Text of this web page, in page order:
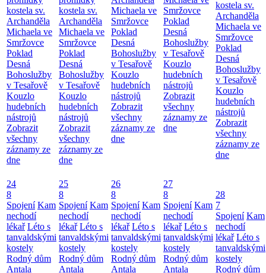
kostela sv.
Archanděla
Michaela ve
Smržovce
Poklad
Desná
Bohoslužby
v Tesařově
Kouzlo
hudebních
nástrojů
Zobrazit
všechny
záznamy ze
dne
kostela sv.
Archanděla
Michaela ve
Smržovce
Poklad
Desná
Bohoslužby
v Tesařově
Kouzlo
hudebních
nástrojů
Zobrazit
všechny
záznamy ze
dne
Michaela ve
Smržovce
Poklad
Desná
Bohoslužby
v Tesařově
Kouzlo
hudebních
nástrojů
Zobrazit
všechny
záznamy ze
dne
Smržovce
Poklad
Desná
Bohoslužby
v Tesařově
Kouzlo
hudebních
nástrojů
Zobrazit
všechny
záznamy ze
dne
kostela sv.
Archanděla
Michaela ve
Smržovce
Poklad
Desná
Bohoslužby
v Tesařově
Kouzlo
hudebních
nástrojů
Zobrazit
všechny
záznamy ze
dne
24
8
Spojení Kam
nechodí
lékař Léto s
tanvaldskými
kostely
Rodný dům
Antala
25
8
Spojení Kam
nechodí
lékař Léto s
tanvaldskými
kostely
Rodný dům
Antala
26
8
Spojení Kam
nechodí
lékař Léto s
tanvaldskými
kostely
Rodný dům
Antala
27
8
Spojení Kam
nechodí
lékař Léto s
tanvaldskými
kostely
Rodný dům
Antala
28
7
Spojení Kam
nechodí
lékař Léto s
tanvaldskými
kostely
Rodný dům